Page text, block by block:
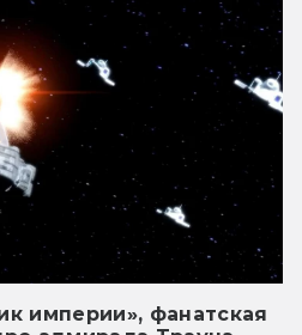
империи», фанатская